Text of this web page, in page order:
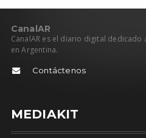
CanalAR
CanalAR es el diario digital dedicado
en Argentina.
Contáctenos
MEDIAKIT